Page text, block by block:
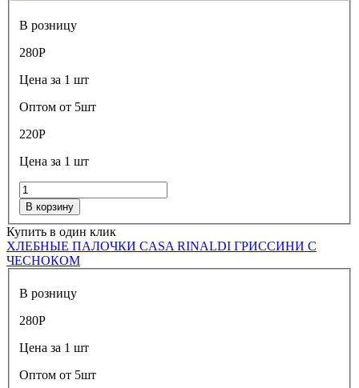
В розницу
280Р
Цена за 1 шт
Оптом от 5шт
220Р
Цена за 1 шт
В корзину
Купить в один клик
ХЛЕБНЫЕ ПАЛОЧКИ CASA RINALDI ГРИССИНИ С
ЧЕСНОКОМ
В розницу
280Р
Цена за 1 шт
Оптом от 5шт